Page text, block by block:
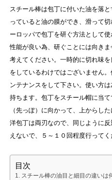
スチール棒は包丁に付いた油を落
っていると油の膜ができ、滑って
ーロッパで包丁を研ぐ方法として
性能が良い為、研ぐことには向き
考えてください。一時的に切れ味
をしているわけではございません
ンテナンスをして下さい。使い方
持ちます。包丁をスチール帽に当
（先っぽ）に向かって、上からし
洋包丁は両刃なので、同じように
えないで、５～１０回程度行ってく
目次
スチール棒の油目と細目の違いは